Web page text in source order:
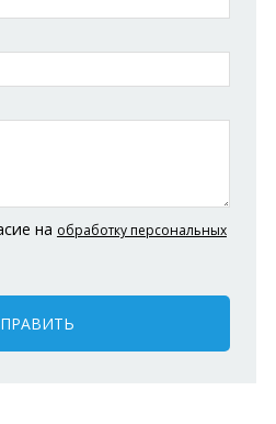
на обработку персональных